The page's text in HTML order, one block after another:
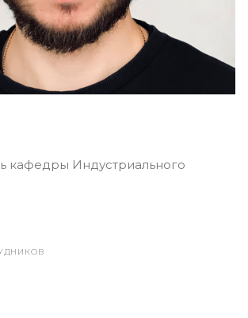
кафедры Индустриального